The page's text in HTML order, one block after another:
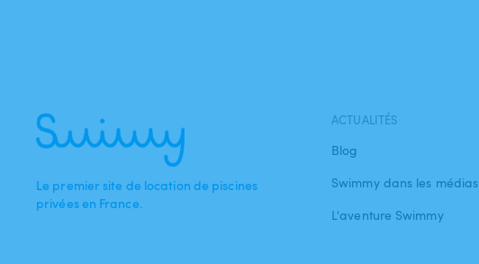
Le premier site de location de piscines
privées en France.
ACTUALITÉS
Blog
Swimmy dans les médias
L'aventure Swimmy